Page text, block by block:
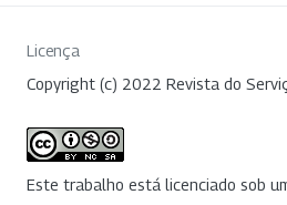
Licença
Copyright (c) 2022 Revista do
Este trabalho está licenciado sob